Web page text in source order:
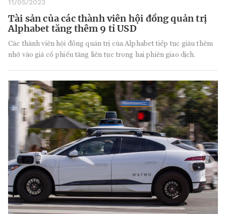
11/05/2023
Tài sản của các thành viên hội đồng quản trị
Alphabet tăng thêm 9 tỉ USD
Các thành viên hội đồng quản trị của Alphabet tiếp tục giàu thêm
nhờ vào giá cổ phiếu tăng liên tục trong hai phiên giao dịch.